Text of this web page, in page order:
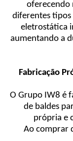
oferecendo
diferentes tipos
eletrostática
aumentando a
Fabricação
O Grupo IW8 é
de baldes
própria e
Ao comprar